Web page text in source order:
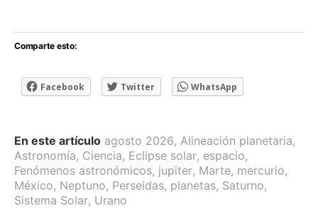
Comparte esto:
Facebook Twitter WhatsApp
En este artículo agosto 2026, Alineación planetaria,
Astronomía, Ciencia, Eclipse solar, espacio,
Fenómenos astronómicos, jupiter, Marte, mercurio,
México, Neptuno, Perseidas, planetas, Saturno,
Sistema Solar, Urano